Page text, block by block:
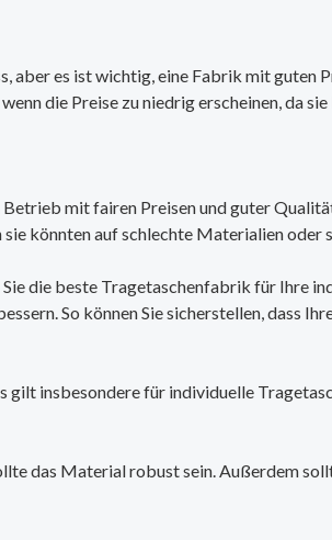
aber es ist wichtig, eine Fabrik mit
die Preise zu niedrig erscheinen, da
mit fairen Preisen und guter
sie könnten auf schlechte Materialien oder
die beste Tragetaschenfabrik für Ihre
So können Sie sicherstellen, dass
insbesondere für individuelle
das Material robust sein. Außerdem